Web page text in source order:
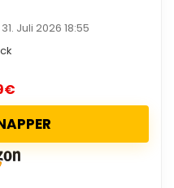
Juli 2026 18:55
€